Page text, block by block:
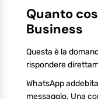
Quanto
Business
Questa è la
rispondere
WhatsApp
messaggio. Una